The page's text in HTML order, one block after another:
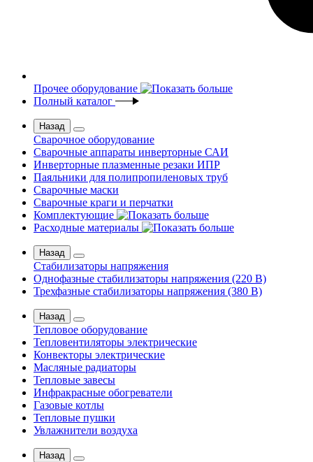
Прочее оборудование
Полный каталог
Назад
Сварочное оборудование
Сварочные аппараты инверторные САИ
Инверторные плазменные резаки ИПР
Паяльники для полипропиленовых труб
Сварочные маски
Сварочные краги и перчатки
Комплектующие
Расходные материалы
Назад
Стабилизаторы напряжения
Однофазные стабилизаторы напряжения (220 В)
Трехфазные стабилизаторы напряжения (380 В)
Назад
Тепловое оборудование
Тепловентиляторы электрические
Конвекторы электрические
Масляные радиаторы
Тепловые завесы
Инфракрасные обогреватели
Газовые котлы
Тепловые пушки
Увлажнители воздуха
Назад